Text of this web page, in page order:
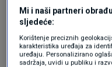
Nema te stranke ili
sve HDZ ovske
krađe
Mi i naši partneri
sljedeće:
Korištenje preciznih
karakteristika uređaja za
uređaju. Personalizirano
sadržaja, uvidi u publiku i